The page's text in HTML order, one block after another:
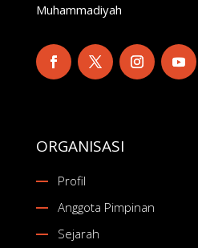
Muhammadiyah
ORGANISASI
Profil
Anggota Pimpinan
Sejarah